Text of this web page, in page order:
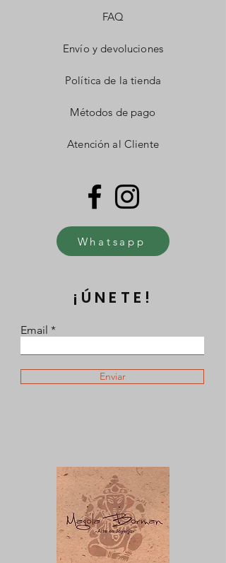
FAQ
Envío y devoluciones
Política de la tienda
Métodos de pago
Atención al Cliente
Whatsapp
¡ÚNETE!
Email
Enviar